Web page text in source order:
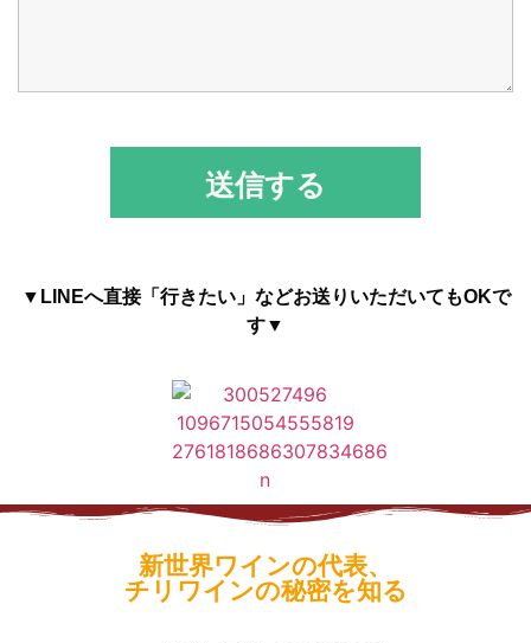
▼LINEへ直接「行きたい」などお送りいただいてもOKで
す▼
新世界ワインの代表、
チリワインの秘密を知る